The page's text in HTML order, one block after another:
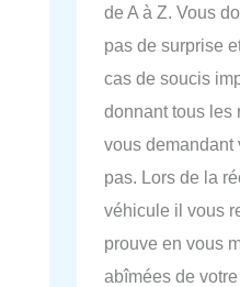
de A à Z. Vous
pas de surprise
cas de soucis
donnant tous les
vous demandant
pas. Lors de la
véhicule il vous
prouve en vous
abîmées de